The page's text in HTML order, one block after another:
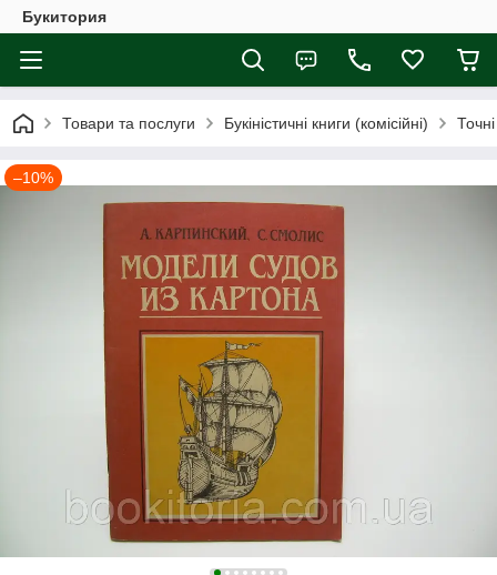
Букитория
Товари та послуги Букіністичні книги (комісійні)
–10%